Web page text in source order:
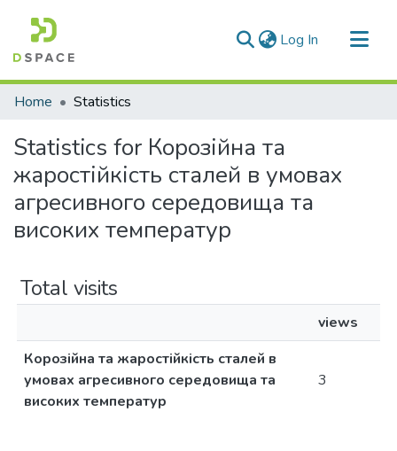
Log In (current)
Communities & Collections
Home Statistics
Statistics for Корозійна та
жаростійкість сталей в умовах
агресивного середовища та
високих температур
Total visits
views
Корозійна та жаростійкість сталей в
умовах агресивного середовища та
високих температур
3